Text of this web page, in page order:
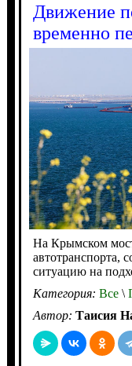
Движение
временно
На Крымском
автотранспорта,
ситуацию на
Категория: Все\
Автор: Таисия